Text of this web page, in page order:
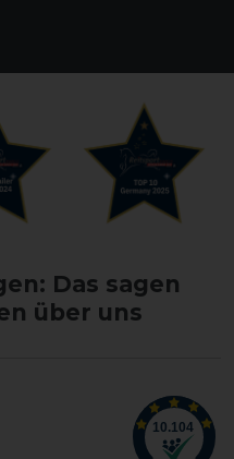
Das sagen
über uns